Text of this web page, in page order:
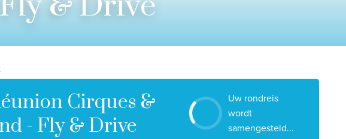
Voorwaarden
Cirques &
- Fly & Drive
Uw rondreis
wordt
samengesteld...